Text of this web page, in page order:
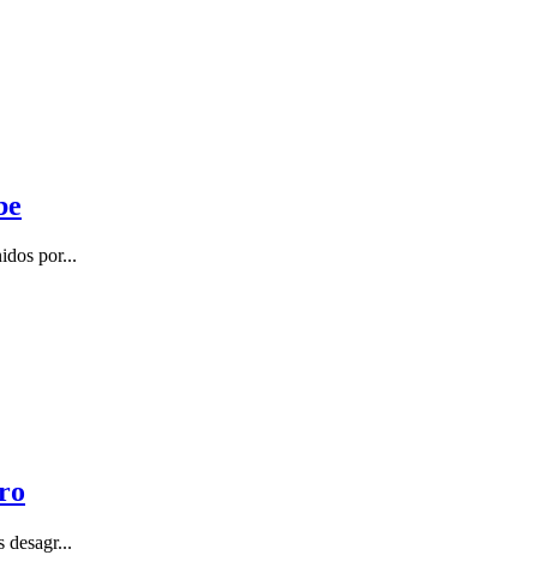
por...
desagr...